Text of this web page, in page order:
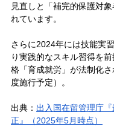
見直しと「補完的保護対
れています。
さらに2024年には技能実
り実践的なスキル習得を
格「育成就労」が法制化
度施行予定）。
出典： 出入国在留管理庁
正』（2025年5月時点）